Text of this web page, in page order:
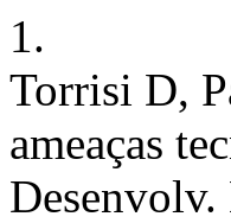
1.
Torrisi D,
ameaças